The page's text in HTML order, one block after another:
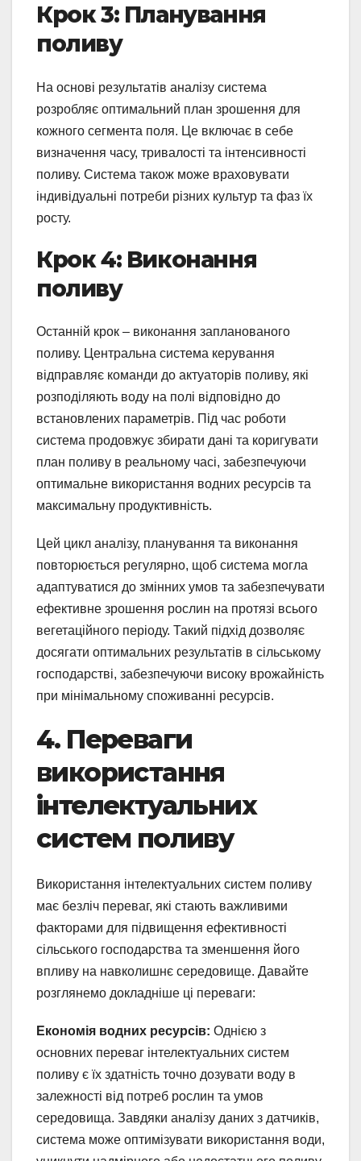
Крок 3: Планування
поливу
На основі результатів аналізу система
розробляє оптимальний план зрошення для
кожного сегмента поля. Це включає в себе
визначення часу, тривалості та інтенсивності
поливу. Система також може враховувати
індивідуальні потреби різних культур та фаз їх
росту.
Крок 4: Виконання
поливу
Останній крок – виконання запланованого
поливу. Центральна система керування
відправляє команди до актуаторів поливу, які
розподіляють воду на полі відповідно до
встановлених параметрів. Під час роботи
система продовжує збирати дані та коригувати
план поливу в реальному часі, забезпечуючи
оптимальне використання водних ресурсів та
максимальну продуктивність.
Цей цикл аналізу, планування та виконання
повторюється регулярно, щоб система могла
адаптуватися до змінних умов та забезпечувати
ефективне зрошення рослин на протязі всього
вегетаційного періоду. Такий підхід дозволяє
досягати оптимальних результатів в сільському
господарстві, забезпечуючи високу врожайність
при мінімальному споживанні ресурсів.
4. Переваги
використання
інтелектуальних
систем поливу
Використання інтелектуальних систем поливу
має безліч переваг, які стають важливими
факторами для підвищення ефективності
сільського господарства та зменшення його
впливу на навколишнє середовище. Давайте
розглянемо докладніше ці переваги:
Економія водних ресурсів: Однією з
основних переваг інтелектуальних систем
поливу є їх здатність точно дозувати воду в
залежності від потреб рослин та умов
середовища. Завдяки аналізу даних з датчиків,
система може оптимізувати використання води,